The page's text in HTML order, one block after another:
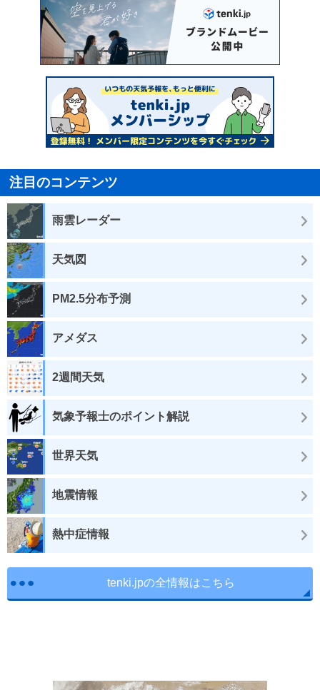
注目のコンテンツ
雨雲レーダー
天気図
PM2.5分布予測
アメダス
2週間天気
気象予報士のポイント解説
世界天気
地震情報
熱中症情報
tenki.jpの全情報はこちら